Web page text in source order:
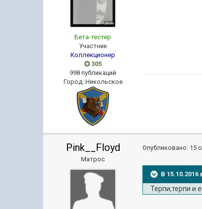
Бета-тестер
Участник
Коллекционер
305
998 публикаций
Город: Никольское
Pink__Floyd
Матрос
Опубликовано: 15
В 15.10.2016
Терпи,терпи и